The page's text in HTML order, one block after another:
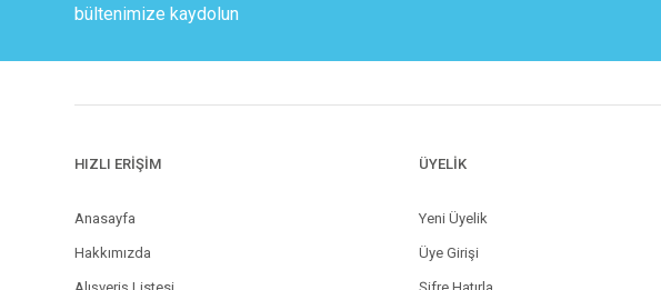
bültenimize kaydolun
HIZLI ERİŞİM
Anasayfa
Hakkımızda
ÜYELİK
Yeni Üyelik
Üye Girişi